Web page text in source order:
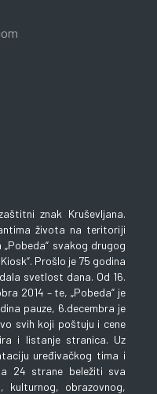
znak Kruševljana.
života na teritoriji
svakog drugog
Prošlo je 75 godina
svetlost dana. Od 16.
2014 – te, „Pobeda“ je
pauze, 6.decembra je
svih koji poštuju i cene
i listanje stranica. Uz
uređivačkog tima i
24 strane beležiti sva
kulturnog, obrazovnog,